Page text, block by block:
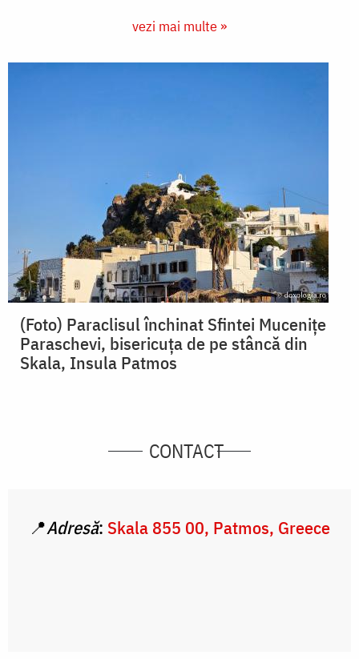
vezi mai multe »
(Foto) Paraclisul închinat Sfintei Mucenițe
Paraschevi, bisericuța de pe stâncă din
Skala, Insula Patmos
CONTACT
📍Adresă: Skala 855 00, Patmos, Greece